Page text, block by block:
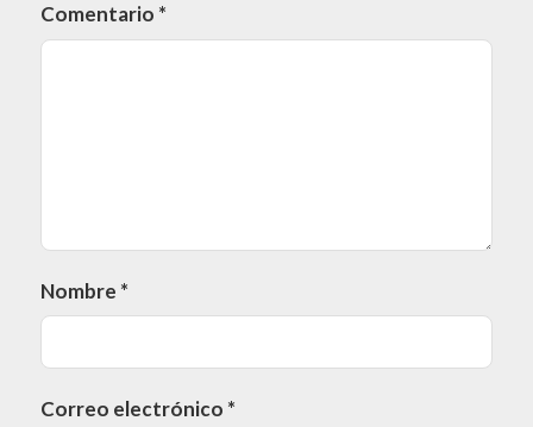
Comentario *
Nombre *
Correo electrónico *